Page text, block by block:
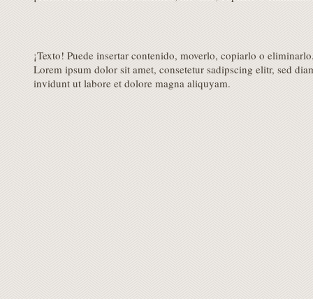
¡Texto! Puede insertar contenido, moverlo, copiarlo o
Lorem ipsum dolor sit amet, consetetur sadipscing elitr, sed
invidunt ut labore et dolore magna aliquyam.